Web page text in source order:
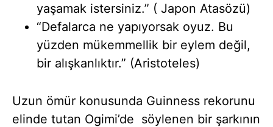
yaşamak istersiniz.” ( Japon Atasözü)
“Defalarca ne yapıyorsak oyuz. Bu
yüzden mükemmellik bir eylem değil,
bir alışkanlıktır.” (Aristoteles)
Uzun ömür konusunda Guinness rekorunu
elinde tutan Ogimi’de söylenen bir şarkının